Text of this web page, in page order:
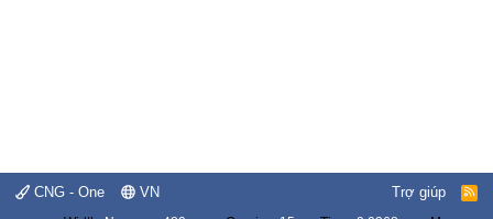
CNG - One VN Trợ giúp
R